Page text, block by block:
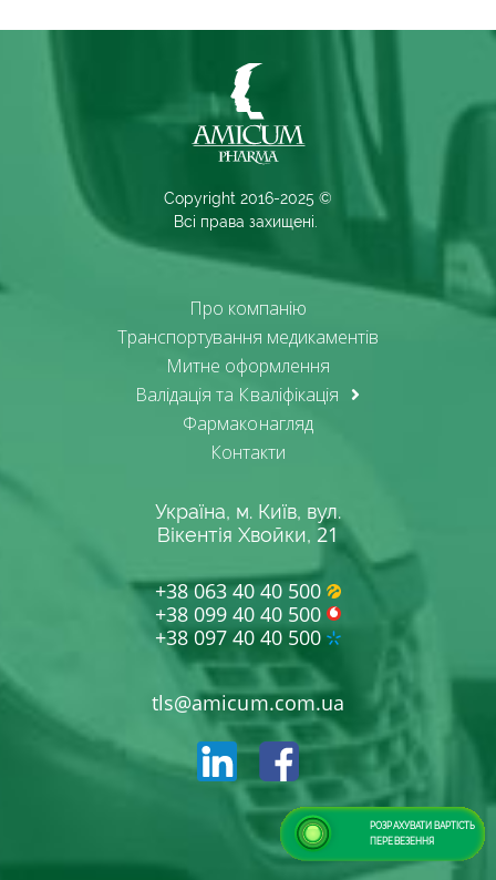
РОЗРАХУВАТИ ВАРТІСТЬ
ПЕРЕВЕЗЕННЯ
Copyright 2016-2025 ©
Всі права захищені.
Про компанію
Транспортування медикаментів
Митне оформлення
Валідація та Кваліфікація
Фармаконагляд
Контакти
Україна, м. Київ, вул.
Вікентія Хвойки, 21
+38 063 40 40 500
+38 099 40 40 500
+38 097 40 40 500
tls@amicum.com.ua